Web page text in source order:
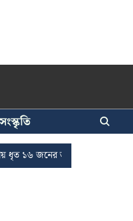
জনের জামিন